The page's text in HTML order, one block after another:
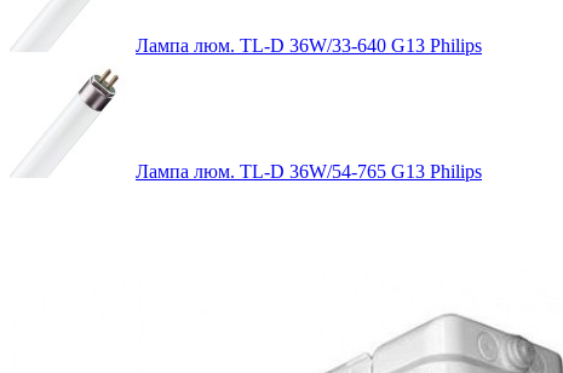
Лампа люм. TL-D 36W/33-640 G13 Philips
Лампа люм. TL-D 36W/54-765 G13 Philips